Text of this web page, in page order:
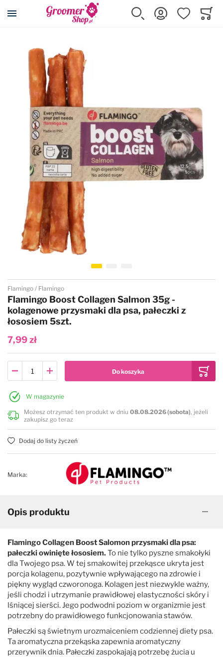
Przejdź na stronę główną
Szukaj Zaloguj sięUlubione
Przejdź na koniec galerii
Przejdź na początek galerii
Flamingo Flamingo
Flamingo Boost Collagen Salmon 35g -
kolagenowe przysmaki dla psa, pałeczki z
łososiem 5szt.
7,99 zł
W magazynie
Możesz otrzymać ten produkt w dniu08.08.2026 (sobota), jeżeli
zakupisz go teraz
Dodaj do listy życzeń
Marka:
Opis produktu
Flamingo Collagen Boost Salomon przysmaki dla psa:
pałeczki owinięte łososiem.To nie tylko pyszne smakołyki
dla Twojego psa. W tej smakowitej przekąsce ukryta jest
porcja kolagenu, pozytywnie wpływającego na zdrowie i
piękny wygląd czworonoga. Kolagen jest niezwykle ważny,
jeśli chodzi i utrzymanie prawidłowej elastyczności skóry i
lśniącej sierści. Jego podwodni poziom w organizmie jest
potrzebny do prawidłowego funkcjonowania stawów.
Pałeczki są świetnym urozmaiceniem codziennej diety psa.
Ta aromatyczna przekąska zapewnia aromatyczny
przerywnik dnia. Pałeczki zaspokajają potrzebę żucia u